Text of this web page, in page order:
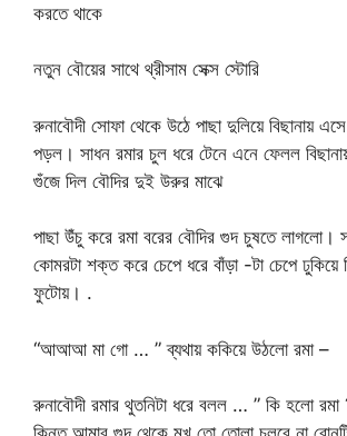
করতে থাকে
নতুন বৌয়ের সাথে থ্রীসাম সেক্স স্টোরি
রুনাবৌদী সোফা থেকে উঠে পাছা দুলিয়ে বিছানায়
পড়ল। সাধন রমার চুল ধরে টেনে এনে ফেলল
গুঁজে দিল বৌদির দুই উরুর মাঝে
পাছা উঁচু করে রমা বরের বৌদির গুদ চুষতে লাগলো।
কোমরটা শক্ত করে চেপে ধরে বাঁড়া -টা চেপে ঢুকিয়ে
ফুটোয়। .
“আআআ মা গো … ” ব্যথায় ককিয়ে উঠলো রমা –
রুনাবৌদী রমার থুতনিটা ধরে বলল … ” কি হলো